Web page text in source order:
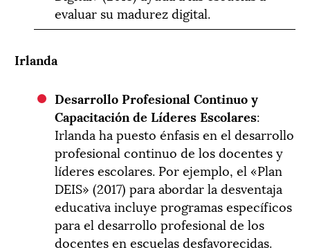
evaluar su madurez digital.
Irlanda
Desarrollo Profesional Continuo y
Capacitación de Líderes Escolares:
Irlanda ha puesto énfasis en el desarrollo
profesional continuo de los docentes y
líderes escolares. Por ejemplo, el «Plan
DEIS» (2017) para abordar la desventaja
educativa incluye programas específicos
para el desarrollo profesional de los
docentes en escuelas desfavorecidas.